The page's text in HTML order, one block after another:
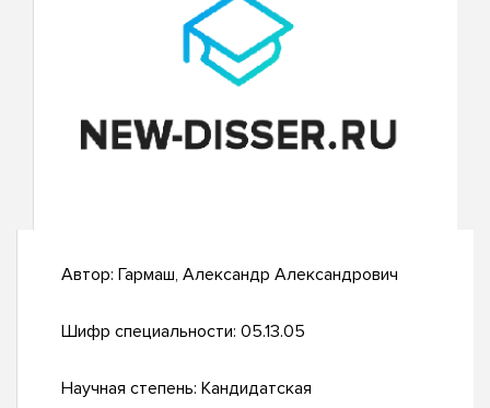
Автор: Гармаш, Александр Александрович
Шифр специальности: 05.13.05
Научная степень: Кандидатская